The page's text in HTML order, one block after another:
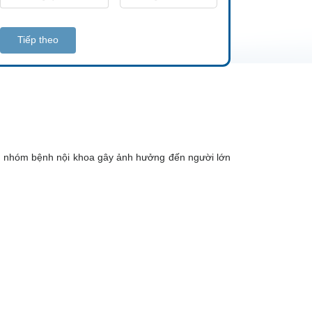
Tiếp theo
bệnh nội khoa gây ảnh hưởng đến người lớn